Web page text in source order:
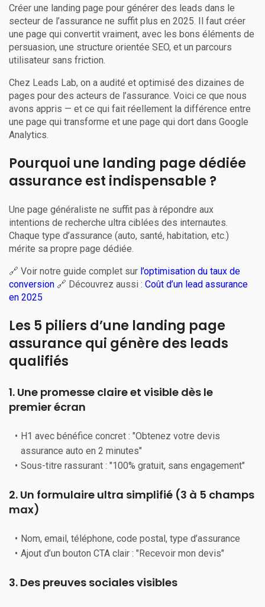
Créer une landing page pour générer des leads dans le
secteur de l’assurance ne suffit plus en 2025. Il faut créer
une page qui convertit vraiment, avec les bons éléments de
persuasion, une structure orientée SEO, et un parcours
utilisateur sans friction.
Chez Leads Lab, on a audité et optimisé des dizaines de
pages pour des acteurs de l’assurance. Voici ce que nous
avons appris — et ce qui fait réellement la différence entre
une page qui transforme et une page qui dort dans Google
Analytics.
Pourquoi une landing page dédiée
assurance est indispensable ?
Une page généraliste ne suffit pas à répondre aux
intentions de recherche ultra ciblées des internautes.
Chaque type d’assurance (auto, santé, habitation, etc.)
mérite sa propre page dédiée.
🔗 Voir notre guide complet sur l’optimisation du taux de
conversion 🔗 Découvrez aussi : Coût d’un lead assurance
en 2025
Les 5 piliers d’une landing page
assurance qui génère des leads
qualifiés
1. Une promesse claire et visible dès le
premier écran
H1 avec bénéfice concret : "Obtenez votre devis
assurance auto en 2 minutes"
Sous-titre rassurant : "100% gratuit, sans engagement"
2. Un formulaire ultra simplifié (3 à 5 champs
max)
Nom, email, téléphone, code postal, type d’assurance
Ajout d’un bouton CTA clair : "Recevoir mon devis"
3. Des preuves sociales visibles